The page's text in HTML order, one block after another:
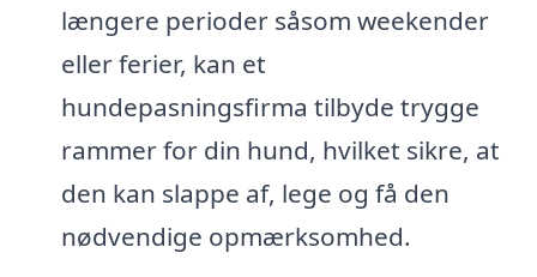
længere perioder såsom weekender
eller ferier, kan et
hundepasningsfirma tilbyde trygge
rammer for din hund, hvilket sikre, at
den kan slappe af, lege og få den
nødvendige opmærksomhed.